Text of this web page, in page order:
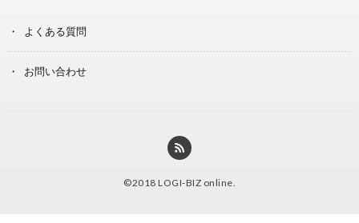
よくある質問
お問い合わせ
©2018 LOGI-BIZ online